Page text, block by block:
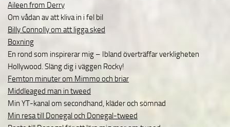
Aileen from Derry
Om vådan av att kliva in i fel bil
Billy Connolly om att ligga sked
Boxning
En rond som inspirerar mig – Ibland överträffar verkligheten
Hollywood. Släng dig i väggen Rocky!
Femton minuter om Mimmo och briar
Middleaged man in tweed
Min YT-kanal om secondhand, kläder och sömnad
Min resa till Donegal och Donegal-tweed